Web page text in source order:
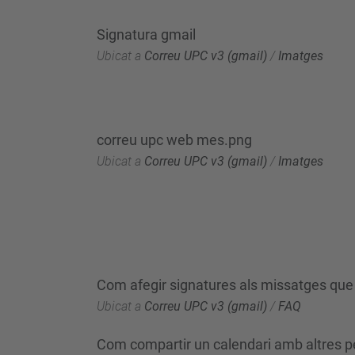
Signatura gmail
Ubicat a Correu UPC v3 (gmail) / Imatges
correu upc web mes.png
Ubicat a Correu UPC v3 (gmail) / Imatges
Com afegir signatures als missatges
Ubicat a Correu UPC v3 (gmail) / FAQ
Com compartir un calendari amb altres